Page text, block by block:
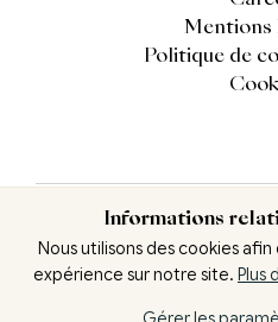
Mentions
Politique de
Informations
Nous utilisons des cookies
expérience sur notre site. Plus